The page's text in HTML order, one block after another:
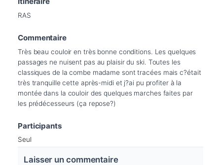
RAS
Commentaire
Très beau couloir en très bonne conditions. Les quelques
passages ne nuisent pas au plaisir du ski. Toutes les
classiques de la combe madame sont tracées mais c?était
très tranquille cette après-midi et j?ai pu profiter à la
montée dans la couloir des quelques marches faites par
les prédécesseurs (ça repose?)
Participants
Seul
Laisser un commentaire